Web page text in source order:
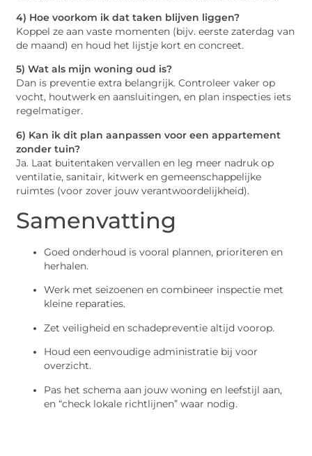
4) Hoe voorkom ik dat taken blijven liggen?
Koppel ze aan vaste momenten (bijv. eerste zaterdag van
de maand) en houd het lijstje kort en concreet.
5) Wat als mijn woning oud is?
Dan is preventie extra belangrijk. Controleer vaker op
vocht, houtwerk en aansluitingen, en plan inspecties iets
regelmatiger.
6) Kan ik dit plan aanpassen voor een appartement
zonder tuin?
Ja. Laat buitentaken vervallen en leg meer nadruk op
ventilatie, sanitair, kitwerk en gemeenschappelijke
ruimtes (voor zover jouw verantwoordelijkheid).
Samenvatting
Goed onderhoud is vooral plannen, prioriteren en
herhalen.
Werk met seizoenen en combineer inspectie met
kleine reparaties.
Zet veiligheid en schadepreventie altijd voorop.
Houd een eenvoudige administratie bij voor
overzicht.
Pas het schema aan jouw woning en leefstijl aan,
en “check lokale richtlijnen” waar nodig.